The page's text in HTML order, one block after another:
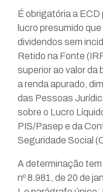
É obrigatória a
lucro presumido
dividendos sem
Retido na Fonte
superior ao valor da
a renda apurado,
das Pessoas
sobre o Lucro
PIS/Pasep e da
Seguridade Social
A determinação
nº 8.981, de 20 de